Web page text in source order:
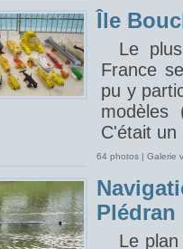
Île
Le
France
pu y
modèles
C'était un
64 photos | Galerie
Plédran
Le